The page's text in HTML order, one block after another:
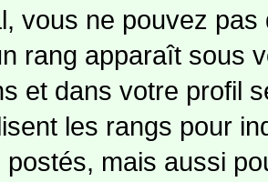
vous ne pouvez
rang apparaît sous
et dans votre profil
les rangs pour
mais aussi